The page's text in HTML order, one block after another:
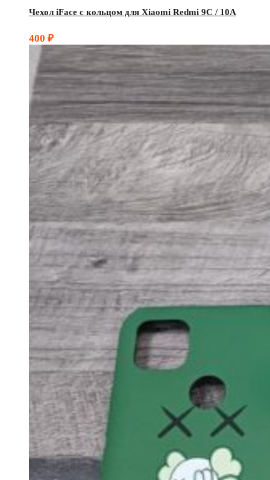
Чехол iFace с кольцом для Xiaomi Redmi 9C / 10A
400 ₽